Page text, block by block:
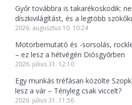
Győr továbbra is takarékoskodik:
díszkivilágítást, és a legtöbb
2026. augusztus 10. 10:24
Motorbemutató és -sorsolás,
– ez lesz a hétvégén Diósgyőrben
2026. július 31. 12:10
Egy munkás tréfásan közölte
lesz a vár – Tényleg csak viccelt?
2026. július 31. 11:56